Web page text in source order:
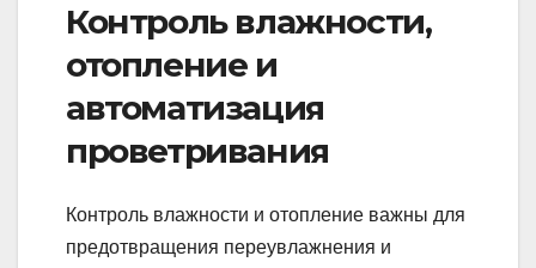
Контроль влажности,
отопление и
автоматизация
проветривания
Контроль влажности и отопление важны для
предотвращения переувлажнения и